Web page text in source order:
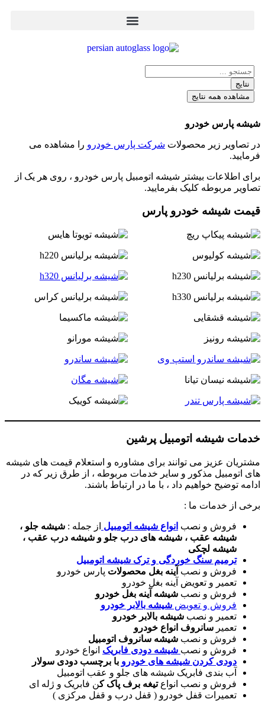
نتایج
مشاهده همه نتایج
شیشه پارس خودرو
در تصاویر زیر محصولات شرکت پارس خودرو را مشاهده می
فرمایید.
برای اطلاعات بیشتر شیشه اتومبیل پارس خودرو ، روی هر یک از
تصاویر مربوطه کلیک بفرمایید.
قیمت شیشه خودرو پارس
خدمات شیشه اتومبیل پرشین
مشتریان عزیز می توانند برای مشاوره و استعلام قیمت های شیشه
های اتومبیل مذکور و سایر خدمات مربوطه ، از طرق زیر که در
ادامه توضیح خواهیم داد ، با ما در ارتباط باشند.
برخی از خدمات ما :
فروش و نصب انواع شیشه اتومبیل از جمله : شیشه جلو ،
شیشه عقب ، شیشه های درب جلو و شیشه درب عقب ،
شیشه لچکی
ترمیم سنگ خوردگی و ترک شیشه اتومبیل
فروش و نصب آینه بغل محصولات پارس خودرو
تعمیر و تعویض آینه بغل خودرو
فروش و نصب شیشه آینه بغل خودرو
فروش و تعویض شیشه بالابر خودرو
تعمیر و نصب شیشه بالابر خودرو
تعمیر سانروف انواع خودرو
فروش و نصب شیشه سانروف اتومبیل
فروش و نصب شیشه دودی فابریک انواع خودرو
دودی کردن شیشه های خودرو با برچسب دودی سولار
آب بندی فابریک شیشه های جلو و عقب اتومبیل
فروش و نصب انواعتیغه برف پاک کن فابریک و ژله ای
تعمیرات قفل خودرو ( قفل درب و قفل مرکزی )